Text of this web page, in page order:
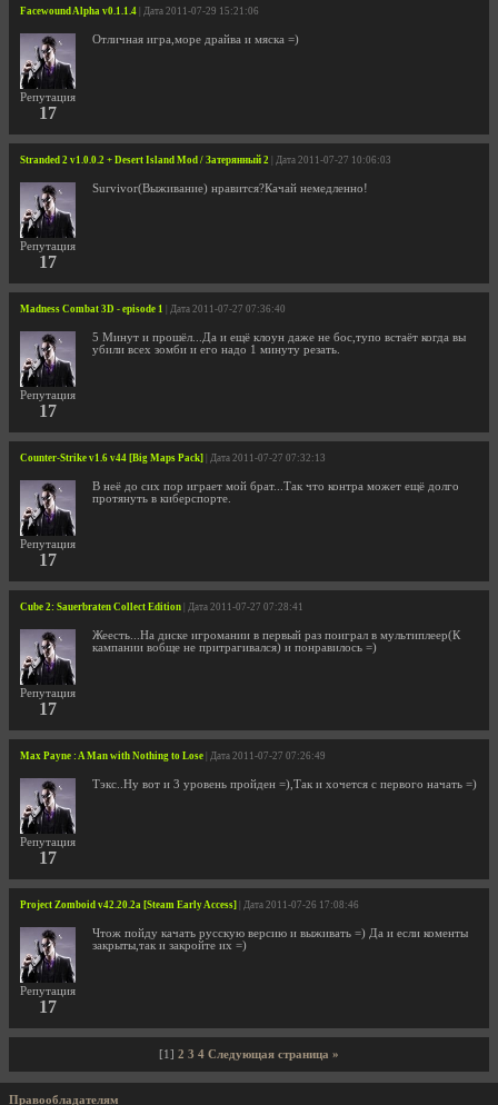
Facewound Alpha v0.1.1.4 | Дата 2011-07-29 15:21:06
Репутация
17
Отличная игра,море драйва и мяска =)
Stranded 2 v1.0.0.2 + Desert Island Mod / Затерянный 2 | Дата 2011-07-27 10:06:03
Репутация
17
Survivor(Выживание) нравится?Качай немедленно!
Madness Combat 3D - episode 1 | Дата 2011-07-27 07:36:40
Репутация
17
5 Минут и прошёл...Да и ещё клоун даже не бос,тупо встаёт когда вы
убили всех зомби и его надо 1 минуту резать.
Counter-Strike v1.6 v44 [Big Maps Pack] | Дата 2011-07-27 07:32:13
Репутация
17
В неё до сих пор играет мой брат...Так что контра может ещё долго
протянуть в киберспорте.
Cube 2: Sauerbraten Collect Edition | Дата 2011-07-27 07:28:41
Репутация
17
Жеесть...На диске игромании в первый раз поиграл в мультиплеер(К
кампании вобще не притрагивался) и понравилось =)
Max Payne : A Man with Nothing to Lose | Дата 2011-07-27 07:26:49
Репутация
17
Тэкс..Ну вот и 3 уровень пройден =),Так и хочется с первого начать =)
Project Zomboid v42.20.2a [Steam Early Access] | Дата 2011-07-26 17:08:46
Репутация
17
Чтож пойду качать русскую версию и выживать =) Да и если коменты
закрыты,так и закройте их =)
[1] 2 3 4 Следующая страница »
Правообладателям